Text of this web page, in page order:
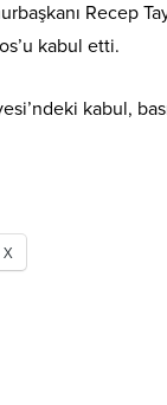
Recep
kabul etti.
kabul,
X